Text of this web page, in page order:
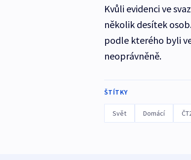
Kvůli evidenci ve
několik desítek
podle kterého byli
neoprávněně.
ŠTÍTKY
Svět Domácí